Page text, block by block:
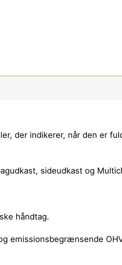
der indikerer, når den er
sideudkast og
håndtag.
emissionsbegrænsende